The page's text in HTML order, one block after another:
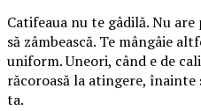
Catifeaua nu te gâdilă. Nu
să zâmbească. Te mângâie
uniform. Uneori, când e de
răcoroasă la atingere, înainte
ta.